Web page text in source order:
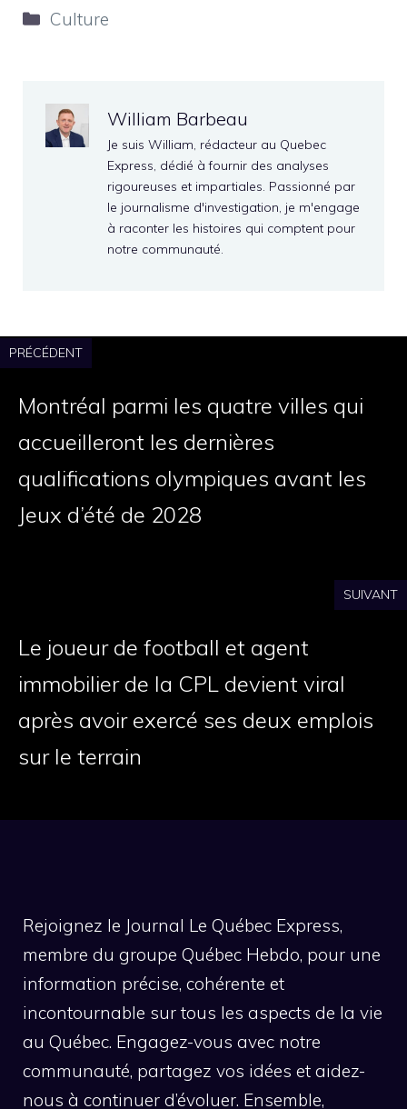
Catégories
Culture
William Barbeau
Je suis William, rédacteur au Quebec
Express, dédié à fournir des analyses
rigoureuses et impartiales. Passionné par
le journalisme d'investigation, je m'engage
à raconter les histoires qui comptent pour
notre communauté.
PRÉCÉDENT
Montréal parmi les quatre villes qui
accueilleront les dernières
qualifications olympiques avant les
Jeux d’été de 2028
SUIVANT
Le joueur de football et agent
immobilier de la CPL devient viral
après avoir exercé ses deux emplois
sur le terrain
Rejoignez le Journal Le Québec Express,
membre du groupe Québec Hebdo, pour une
information précise, cohérente et
incontournable sur tous les aspects de la vie
au Québec. Engagez-vous avec notre
communauté, partagez vos idées et aidez-
nous à continuer d’évoluer. Ensemble,